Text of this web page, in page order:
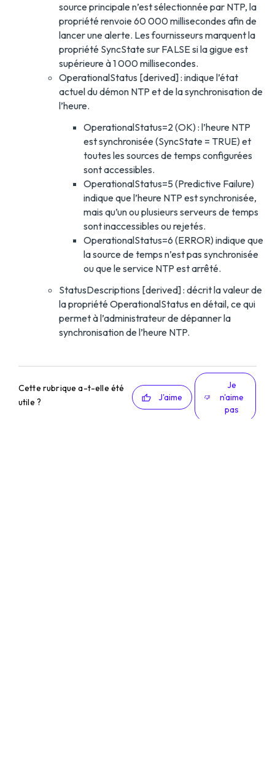
source principale n’est sélectionnée par NTP, la
propriété renvoie 60 000 millisecondes afin de
lancer une alerte. Les fournisseurs marquent la
propriété SyncState sur FALSE si la gigue est
supérieure à 1 000 millisecondes.
OperationalStatus [derived] : indique l’état
actuel du démon NTP et de la synchronisation de
l’heure.
OperationalStatus=2 (OK) : l’heure NTP
est synchronisée (SyncState = TRUE) et
toutes les sources de temps configurées
sont accessibles.
OperationalStatus=5 (Predictive Failure)
indique que l’heure NTP est synchronisée,
mais qu’un ou plusieurs serveurs de temps
sont inaccessibles ou rejetés.
OperationalStatus=6 (ERROR) indique que
la source de temps n’est pas synchronisée
ou que le service NTP est arrêté.
StatusDescriptions [derived] : décrit la valeur de
la propriété OperationalStatus en détail, ce qui
permet à l’administrateur de dépanner la
synchronisation de l’heure NTP.
Cette rubrique a-t-elle été
utile ?
J'aime
Je
n'aime
pas